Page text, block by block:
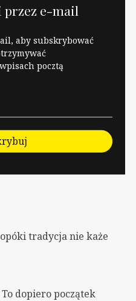
przez e-mail
aby subskrybować
pocztą
tradycja nie każe
dopiero początek